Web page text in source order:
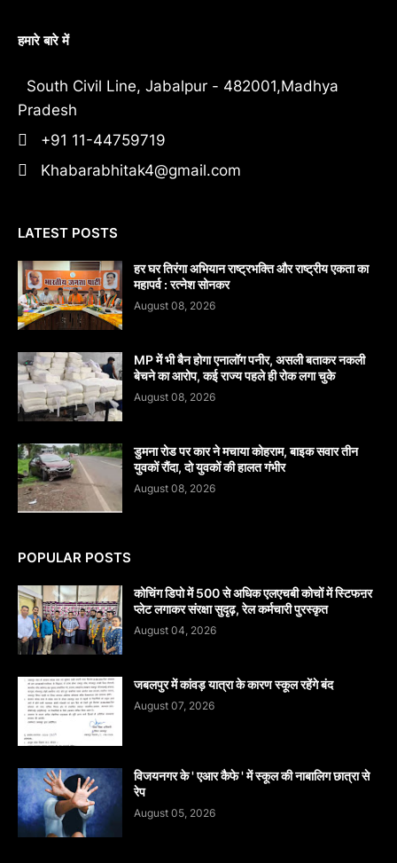
हमारे बारे में
South Civil Line, Jabalpur - 482001,Madhya
Pradesh
+91 11-44759719
Khabarabhitak4@gmail.com
LATEST POSTS
हर घर तिरंगा अभियान राष्ट्रभक्ति और राष्ट्रीय एकता का
महापर्व : रत्नेश सोनकर
August 08, 2026
MP में भी बैन होगा एनालॉग पनीर, असली बताकर नकली
बेचने का आरोप, कई राज्य पहले ही रोक लगा चुके
August 08, 2026
डुमना रोड पर कार ने मचाया कोहराम, बाइक सवार तीन
युवकों रौंदा, दो युवकों की हालत गंभीर
August 08, 2026
POPULAR POSTS
कोचिंग डिपो में 500 से अधिक एलएचबी कोचों में स्टिफऩर
प्लेट लगाकर संरक्षा सुदृढ़, रेल कर्मचारी पुरस्कृत
August 04, 2026
जबलपुर में कांवड़ यात्रा के कारण स्कूल रहेंगे बंद
August 07, 2026
विजयनगर के ' एआर कैफे ' में स्कूल की नाबालिग छात्रा से
रेप
August 05, 2026